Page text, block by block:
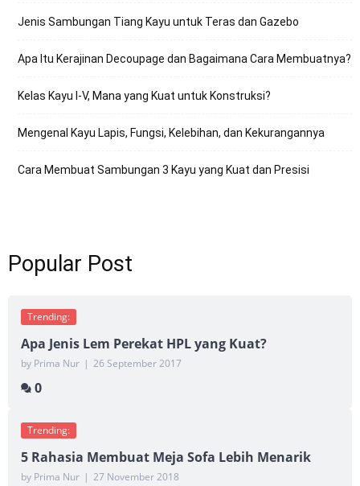
Jenis Sambungan Tiang Kayu untuk Teras dan Gazebo
Apa Itu Kerajinan Decoupage dan Bagaimana Cara Membuatnya?
Kelas Kayu I-V, Mana yang Kuat untuk Konstruksi?
Mengenal Kayu Lapis, Fungsi, Kelebihan, dan Kekurangannya
Cara Membuat Sambungan 3 Kayu yang Kuat dan Presisi
Popular Post
Trending:
Apa Jenis Lem Perekat HPL yang Kuat?
by Prima Nur | 26 September 2017
0
Trending:
5 Rahasia Membuat Meja Sofa Lebih Menarik
by Prima Nur | 27 November 2018